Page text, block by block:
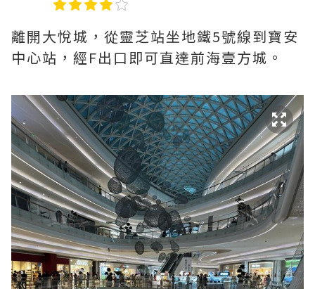
離開大悅城，從靈芝站坐地鐵5號線到寶安
中心站，經F出口即可直達前海壹方城。